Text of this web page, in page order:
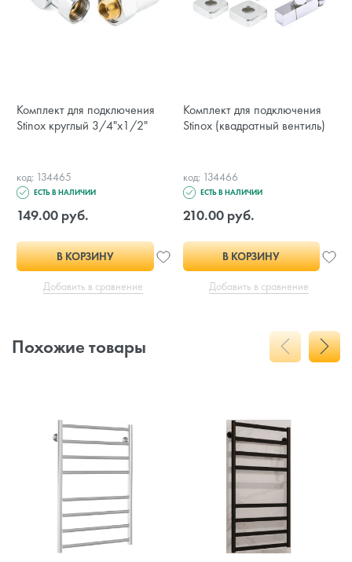
Комплект для подключения
Stinox круглый 3/4"х1/2"
код: 134465
ЕСТЬ В НАЛИЧИИ
149.00 руб.
В КОРЗИНУ
Добавить в сравнение
Комплект для подключения
Stinox (квадратный вентиль)
код: 134466
ЕСТЬ В НАЛИЧИИ
210.00 руб.
В КОРЗИНУ
Добавить в сравнение
Похожие товары